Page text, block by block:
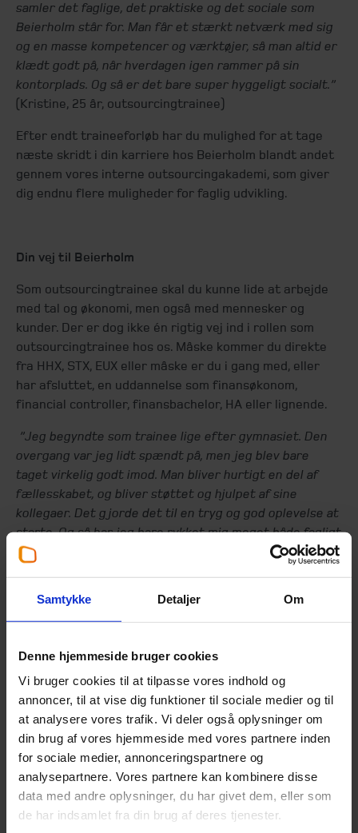
Samtykke Detaljer Om
Denne hjemmeside bruger cookies
Vi bruger cookies til at tilpasse vores indhold og
annoncer, til at vise dig funktioner til sociale medier og til
at analysere vores trafik. Vi deler også oplysninger om
din brug af vores hjemmeside med vores partnere inden
for sociale medier, annonceringspartnere og
analysepartnere. Vores partnere kan kombinere disse
data med andre oplysninger, du har givet dem, eller som
de har indsamlet fra din brug af deres tjenester.
samler det faglige, det praktiske og det sociale som
Beierholm står for. Man får et stærkt netværk med sig
og en masse kompetencer og værktøjer, så man altid er
klædt godt på, når hverdagen igen rammer på sin
kontorplads. Og så er det bare super hyggeligt socialt.”
(Kristine, 25 år, outsourcingtrainee)
Efter endt traineeforløb har du mulighed for at tage
næste skridt i din karriere hos Beierholm blandt andet
gennem vores interne outsourcingakademi, som giver
dig endnu flere muligheder for faglig udvikling.
Din vej til Beierholm
Som outsourcingtrainee skal du kunne lide at arbejde
med tal og økonomi, men også med mennesker og
kunder. Der er dog ikke én rigtig vej ind i rollen som
outsourcingtrainee hos os. Måske kommer du direkte
fra HHX, STX, EUX eller måske er du i gang med, eller
har afsluttet, en uddannelse som finansøkonom,
financial controller, finansbachelor, HA eller lignende.
”Jeg begyndte som trainee lige efter gymnasiet. Den
overgang var jeg lidt spændt på, men jeg blev bare
taget virkelig godt imod. Man bliver hurtigt en del af
fællesskabet, og bliver støttet og hjulpet af sine
kollegaer. Det gjorde det til en tryg og god oplevelse at
starte. Og så har jeg bare rykket mig meget både fagligt
og personligt.”
(Anton, 22 år, assistent i outsourcing)
Har et nysgerrigt og fremsynet mindset
og kollegaer
Har en god forståelse for tal og digitalisering.
Hvad tilbyder vi?
Vi ved, at motivation og styrker kan se forskellige ud.
Nogle har flair for bogføring og afstemninger, mens